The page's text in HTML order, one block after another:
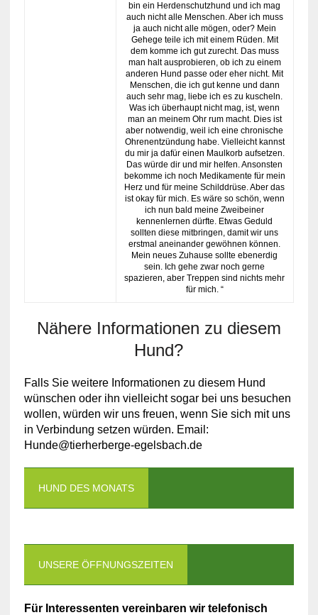
bin ein Herdenschutzhund und ich mag
auch nicht alle Menschen. Aber ich muss
ja auch nicht alle mögen, oder? Mein
Gehege teile ich mit einem Rüden. Mit
dem komme ich gut zurecht. Das muss
man halt ausprobieren, ob ich zu einem
anderen Hund passe oder eher nicht. Mit
Menschen, die ich gut kenne und dann
auch sehr mag, liebe ich es zu kuscheln.
Was ich überhaupt nicht mag, ist, wenn
man an meinem Ohr rum macht. Dies ist
aber notwendig, weil ich eine chronische
Ohrenentzündung habe. Vielleicht kannst
du mir ja dafür einen Maulkorb aufsetzen.
Das würde dir und mir helfen. Ansonsten
bekomme ich noch Medikamente für mein
Herz und für meine Schilddrüse. Aber das
ist okay für mich. Es wäre so schön, wenn
ich nun bald meine Zweibeiner
kennenlernen dürfte. Etwas Geduld
sollten diese mitbringen, damit wir uns
erstmal aneinander gewöhnen können.
Mein neues Zuhause sollte ebenerdig
sein. Ich gehe zwar noch gerne
spazieren, aber Treppen sind nichts mehr
für mich. “
Nähere Informationen zu diesem
Hund?
Falls Sie weitere Informationen zu diesem Hund
wünschen oder ihn vielleicht sogar bei uns besuchen
wollen, würden wir uns freuen, wenn Sie sich mit uns
in Verbindung setzen würden. Email:
Hunde@tierherberge-egelsbach.de
HUND DES MONATS
UNSERE ÖFFNUNGSZEITEN
Für Interessenten vereinbaren wir telefonisch